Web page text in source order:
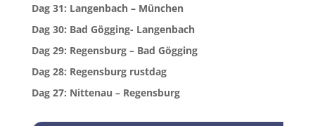
Dag 31: Langenbach – München
Dag 30: Bad Gögging- Langenbach
Dag 29: Regensburg – Bad Gögging
Dag 28: Regensburg rustdag
Dag 27: Nittenau – Regensburg